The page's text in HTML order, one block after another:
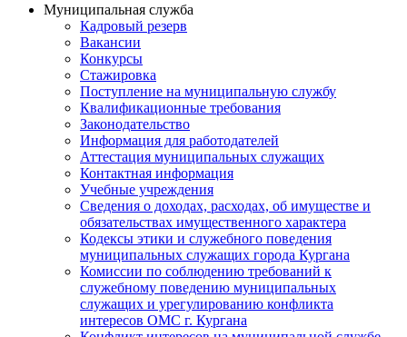
Муниципальная служба
Кадровый резерв
Вакансии
Конкурсы
Стажировка
Поступление на муниципальную службу
Квалификационные требования
Законодательство
Информация для работодателей
Аттестация муниципальных служащих
Контактная информация
Учебные учреждения
Сведения о доходах, расходах, об имуществе и
обязательствах имущественного характера
Кодексы этики и служебного поведения
муниципальных служащих города Кургана
Комиссии по соблюдению требований к
служебному поведению муниципальных
служащих и урегулированию конфликта
интересов ОМС г. Кургана